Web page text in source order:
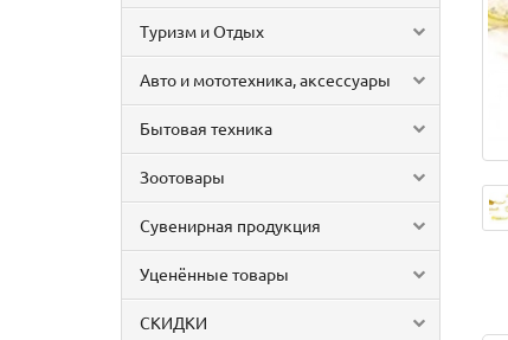
Туризм и Отдых
Авто и мототехника, аксессуары
Бытовая техника
Зоотовары
Сувенирная продукция
Уценённые товары
СКИДКИ